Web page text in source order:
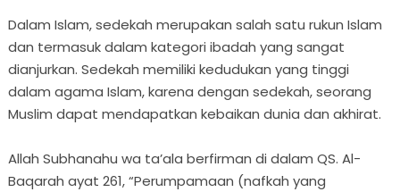
Dalam Islam, sedekah merupakan salah satu rukun Islam
dan termasuk dalam kategori ibadah yang sangat
dianjurkan. Sedekah memiliki kedudukan yang tinggi
dalam agama Islam, karena dengan sedekah, seorang
Muslim dapat mendapatkan kebaikan dunia dan akhirat.
Allah Subhanahu wa ta’ala berfirman di dalam QS. Al-
Baqarah ayat 261, “Perumpamaan (nafkah yang